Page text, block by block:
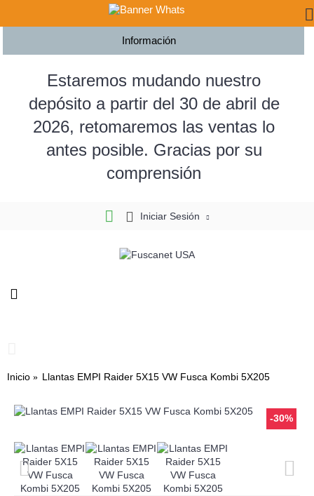
Información
Estaremos mudando nuestro
depósito a partir del 30 de abril de
2026, retomaremos las ventas lo
antes posible. Gracias por su
comprensión
Iniciar Sesión
Inicio Llantas EMPI Raider 5X15 VW Fusca Kombi 5X205
-30%